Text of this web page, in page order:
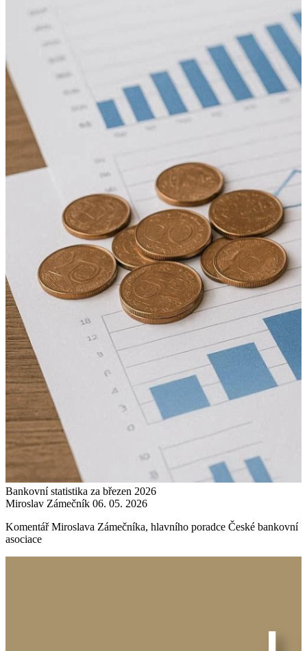
Bankovní statistika za březen 2026
Miroslav Zámečník 06. 05. 2026
Komentář Miroslava Zámečníka, hlavního poradce České bankovní
asociace